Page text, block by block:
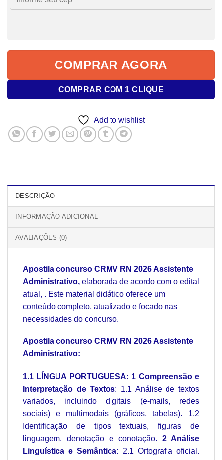
COMPRAR AGORA
COMPRAR COM 1 CLIQUE
Add to wishlist
DESCRIÇÃO
INFORMAÇÃO ADICIONAL
AVALIAÇÕES (0)
Apostila concurso CRMV RN 2026 Assistente
Administrativo, elaborada de acordo com o edital
atual, . Este material didático oferece um
conteúdo completo, atualizado e focado nas
necessidades do concurso.
Apostila concurso CRMV RN 2026 Assistente
Administrativo:
1.1 LÍNGUA PORTUGUESA: 1 Compreensão e
Interpretação de Textos: 1.1 Análise de textos
variados, incluindo digitais (e-mails, redes
sociais) e multimodais (gráficos, tabelas). 1.2
Identificação de tipos textuais, figuras de
linguagem, denotação e conotação. 2 Análise
Linguística e Semântica: 2.1 Ortografia oficial.